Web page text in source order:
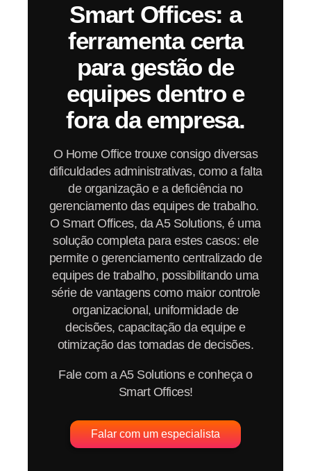
Smart Offices: a
ferramenta certa
para gestão de
equipes dentro e
fora da empresa.
O Home Office trouxe consigo diversas
dificuldades administrativas, como a falta
de organização e a deficiência no
gerenciamento das equipes de trabalho.
O Smart Offices, da A5 Solutions, é uma
solução completa para estes casos: ele
permite o gerenciamento centralizado de
equipes de trabalho, possibilitando uma
série de vantagens como maior controle
organizacional, uniformidade de
decisões, capacitação da equipe e
otimização das tomadas de decisões.
Fale com a A5 Solutions e conheça o
Smart Offices!
Falar com um especialista